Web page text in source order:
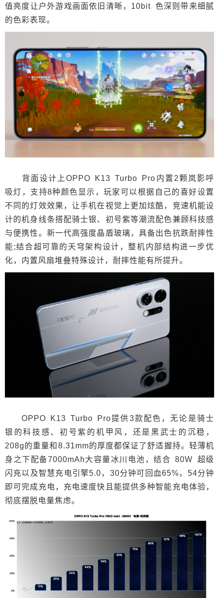
值亮度让户外游戏画面依旧清晰，10bit 色深则带来细腻
的色彩表现。
背面设计上OPPO K13 Turbo Pro内置2颗岚影呼
吸灯，支持8种颜色显示，玩家可以根据自己的喜好设置
不同的灯效效果，让手机在视觉上更加炫酷，竞速机能设
计的机身线条搭配骑士银、初号紫等潮流配色兼顾科技感
与便携性。新一代高强度晶盾玻璃，具备出色抗跌耐摔性
能;结合超可靠的天穹架构设计，整机内部结构进一步优
化，内置风扇堆叠特殊设计，耐摔性能有所提升。
OPPO K13 Turbo Pro提供3款配色，无论是骑士
银的科技感、初号紫的机甲风，还是黑武士的沉稳，
208g的重量和8.31mm的厚度都保证了舒适握持。轻薄机
身之下配备7000mAh大容量冰川电池，结合 80W 超级
闪充以及智慧充电引擎5.0，30分钟可回血65%，54分钟
即可完成充电，充电速度快且能提供多种智能充电体验，
彻底摆脱电量焦虑。